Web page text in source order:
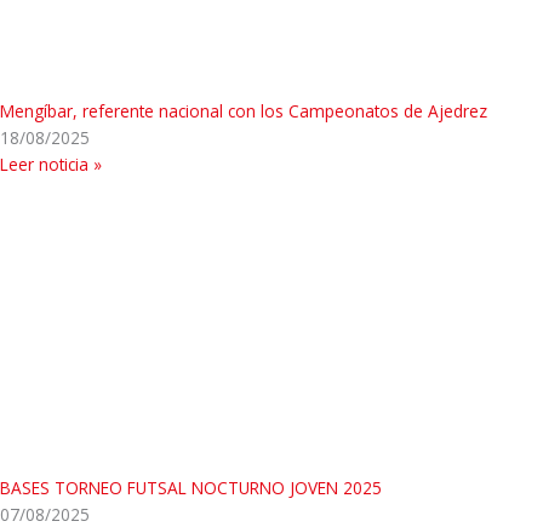
Mengíbar, referente nacional con los Campeonatos de Ajedrez
18/08/2025
Leer noticia »
BASES TORNEO FUTSAL NOCTURNO JOVEN 2025
07/08/2025